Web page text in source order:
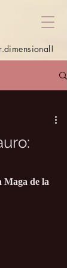
Maga de la